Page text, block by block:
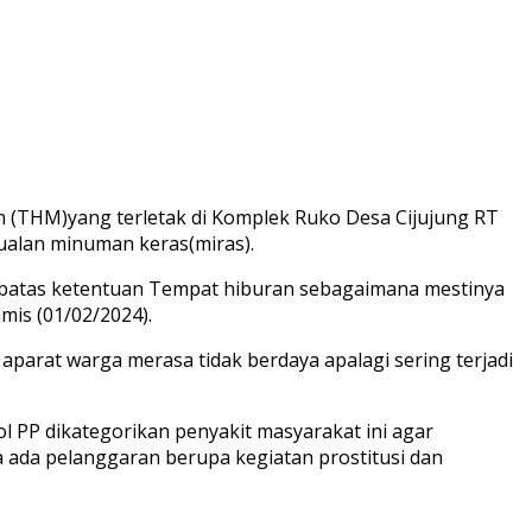
terletak di Komplek Ruko Desa Cijujung RT
minuman keras(miras).
ketentuan Tempat hiburan sebagaimana mestinya
(01/02/2024).
warga merasa tidak berdaya apalagi sering terjadi
PP dikategorikan penyakit masyarakat ini agar
pelanggaran berupa kegiatan prostitusi dan